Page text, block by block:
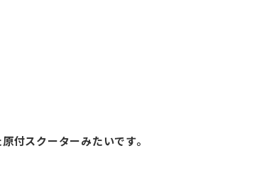
付スクーターみたいです。